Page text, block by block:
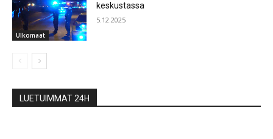
Ulkomaat
keskustassa
5.12.2025
LUETUIMMAT 24H